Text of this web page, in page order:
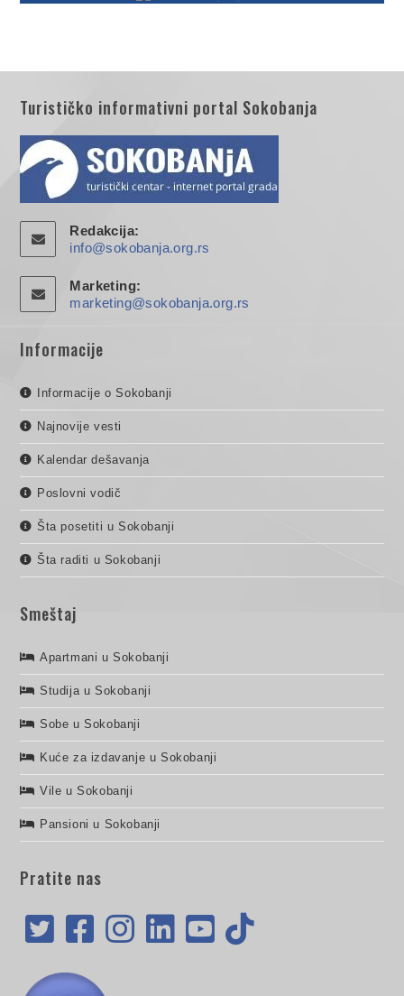
Turističko informativni portal Sokobanja
Redakcija:
info@sokobanja.org.rs
Marketing:
marketing@sokobanja.org.rs
Informacije
Informacije o Sokobanji
Najnovije vesti
Kalendar dešavanja
Poslovni vodič
Šta posetiti u Sokobanji
Šta raditi u Sokobanji
Smeštaj
Apartmani u Sokobanji
Studija u Sokobanji
Sobe u Sokobanji
Kuće za izdavanje u Sokobanji
Vile u Sokobanji
Pansioni u Sokobanji
Pratite nas